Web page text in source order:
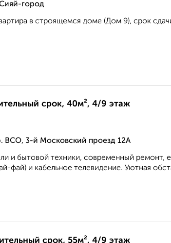
город
в строящемся доме (Дом 9), срок
срок, 40м², 4/9 этаж
ВСО, 3-й Московский проезд 12А
и бытовой техники, современный ремонт,
фай) и кабельное телевидение. Уютная
срок, 55м², 4/9 этаж